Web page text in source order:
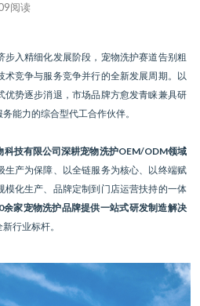
阅读
步入精细化发展阶段，宠物洗护赛道告别粗
竞争与服务竞争并行的全新发展周期。以
优势逐步消退，市场品牌方愈发青睐兼具研
能力的综合型代工合作伙伴。
科技有限公司深耕宠物洗护OEM/ODM领域
生产为保障、以全链服务为核心、以终端赋
模化生产、品牌定制到门店运营扶持的一体
余家宠物洗护品牌提供一站式研发制造解决
行业标杆。